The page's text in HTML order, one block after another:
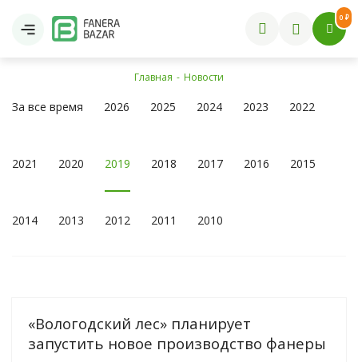
0 ₽
Главная - Новости
За все время 2026 2025 2024 2023 2022
2021 2020 2019 2018 2017 2016 2015
2014 2013 2012 2011 2010
«Вологодский лес» планирует
запустить новое производство фанеры